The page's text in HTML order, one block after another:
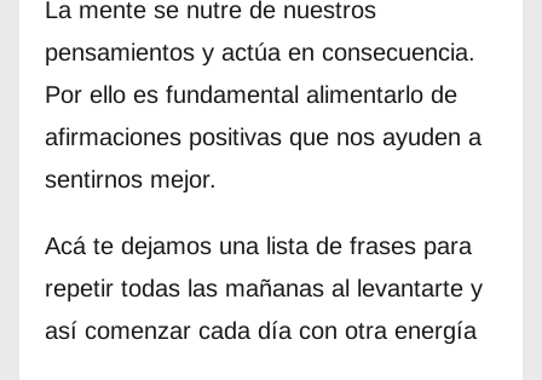
La mente se nutre de nuestros
pensamientos y actúa en consecuencia.
Por ello es fundamental alimentarlo de
afirmaciones positivas que nos ayuden a
sentirnos mejor.
Acá te dejamos una lista de frases para
repetir todas las mañanas al levantarte y
así comenzar cada día con otra energía